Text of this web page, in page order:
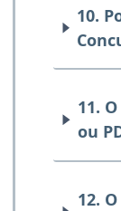
10.
11.
ou
12.